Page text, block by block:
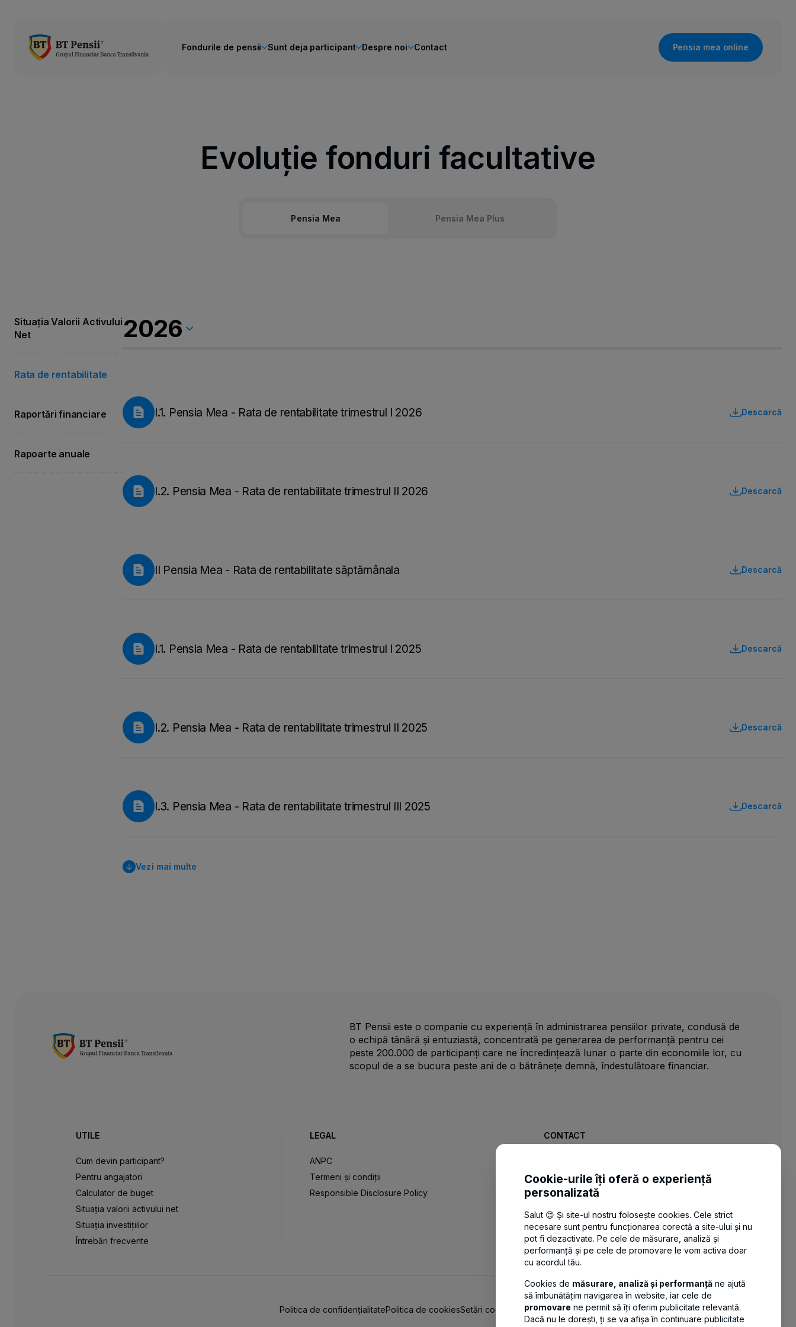
Fondurile de pensii Sunt deja participant Despre noi Contact Pensia mea online
Evoluție fonduri facultative
Pensia Mea Pensia Mea Plus
Situația Valorii Activului
Net
Rata de rentabilitate
Raportări financiare
Rapoarte anuale
I.1. Pensia Mea - Rata de rentabilitate trimestrul I 2026 Descarcă
I.2. Pensia Mea - Rata de rentabilitate trimestrul II 2026 Descarcă
II Pensia Mea - Rata de rentabilitate săptămânala Descarcă
I.1. Pensia Mea - Rata de rentabilitate trimestrul I 2025 Descarcă
I.2. Pensia Mea - Rata de rentabilitate trimestrul II 2025 Descarcă
I.3. Pensia Mea - Rata de rentabilitate trimestrul III 2025 Descarcă
Vezi mai multe
BT Pensii este o companie cu experiență în administrarea pensiilor private, condusă de
o echipă tânără și entuziastă, concentrată pe generarea de performanță pentru cei
peste 200.000 de participanți care ne încredințează lunar o parte din economiile lor, cu
scopul de a se bucura peste ani de o bătrânețe demnă, îndestulătoare financiar.
UTILE
Cum devin participant?
Pentru angajatori
Calculator de buget
Situația valorii activului net
Situația investițiilor
Întrebări frecvente
LEGAL
ANPC
Termeni și condiții
Responsible Disclosure Policy
CONTACT
Email:contact@btpensii.ro
Fax: 4 021 203 84 02
Strada Buzești nr. 75-77,
etaj 5, Sector 1, București
Politica de confidențialitatePolitica de cookiesSetări cookies
Cookie-urile îți oferă o experiență
personalizată
Salut 😊 Și site-ul nostru folosește cookies. Cele strict
necesare sunt pentru funcționarea corectă a site-ului și nu
pot fi dezactivate. Pe cele de măsurare, analiză și
performanță și pe cele de promovare le vom activa doar
cu acordul tău.
Cookies de măsurare, analiză și performanță ne ajută
să îmbunătățim navigarea în website, iar cele de
promovare ne permit să îți oferim publicitate relevantă.
Dacă nu le dorești, ți se va afișa în continuare publicitate